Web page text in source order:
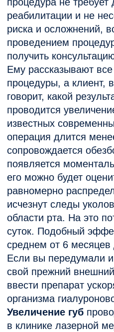
Тонченко Ю. Ю.
Косметолог
Записаться
Отзывы
Благодарю Юлию Юрьевну
за качественную работу. С
её легкой руки и подростка
больше нет огромной
бородавки на руках. Все
Нашла подход и
расположила к себе.
Огромная благодарность за